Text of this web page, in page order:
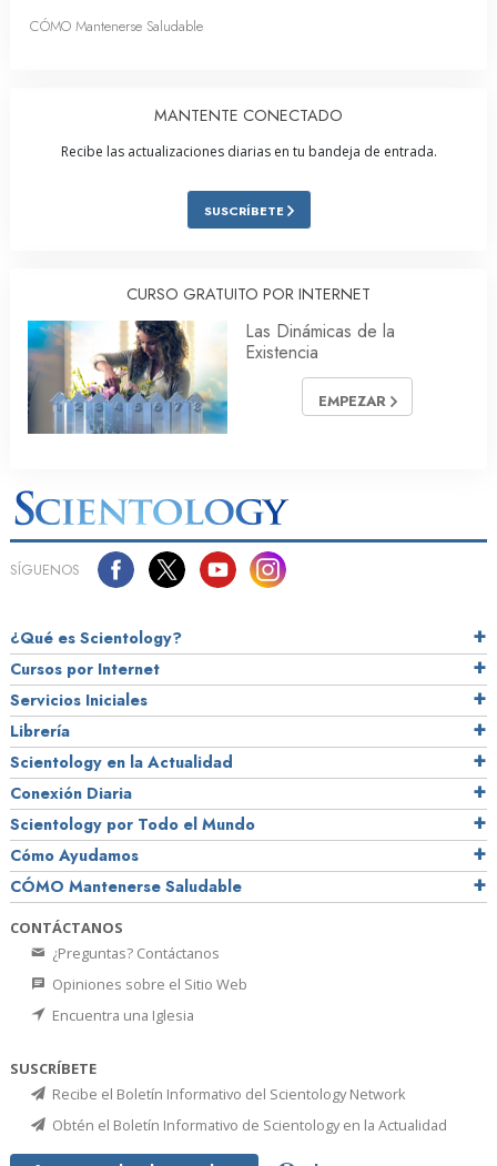
CÓMO Mantenerse Saludable
MANTENTE CONECTADO
Recibe las actualizaciones diarias en tu bandeja de entrada.
SUSCRÍBETE
CURSO GRATUITO POR INTERNET
Las Dinámicas de la
Existencia
EMPEZAR
SÍGUENOS
¿Qué es Scientology?
Cursos por Internet
Servicios Iniciales
Librería
Scientology en la Actualidad
Conexión Diaria
Scientology por Todo el Mundo
Cómo Ayudamos
CÓMO Mantenerse Saludable
CONTÁCTANOS
¿Preguntas? Contáctanos
Opiniones sobre el Sitio Web
Encuentra una Iglesia
SUSCRÍBETE
Recibe el Boletín Informativo del Scientology Network
Obtén el Boletín Informativo de Scientology en la Actualidad